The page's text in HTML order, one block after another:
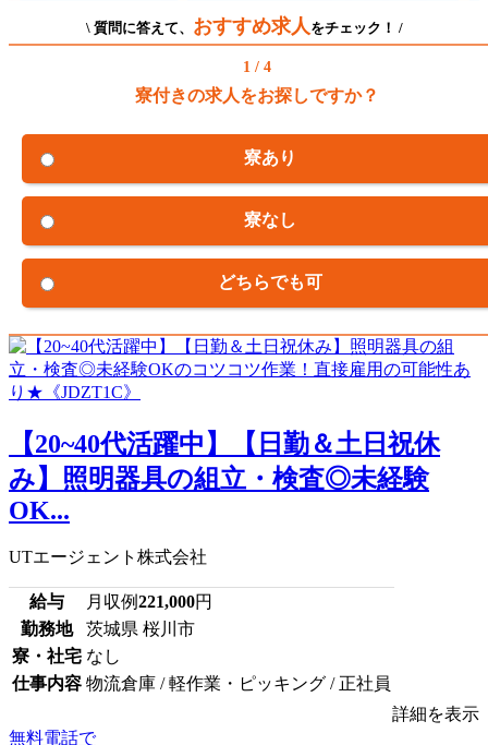
\ 質問に答えて、 おすすめ求人 をチェック！ /
1 / 4
寮付きの求人をお探しですか？
寮あり
寮なし
どちらでも可
【20~40代活躍中】【日勤＆土日祝休
み】照明器具の組立・検査◎未経験
OK...
UTエージェント株式会社
給与 月収例221,000円
勤務地
茨城県 桜川市
寮・社宅 なし
仕事内容 物流倉庫 / 軽作業・ピッキング / 正社員
詳細を表示
無料電話で